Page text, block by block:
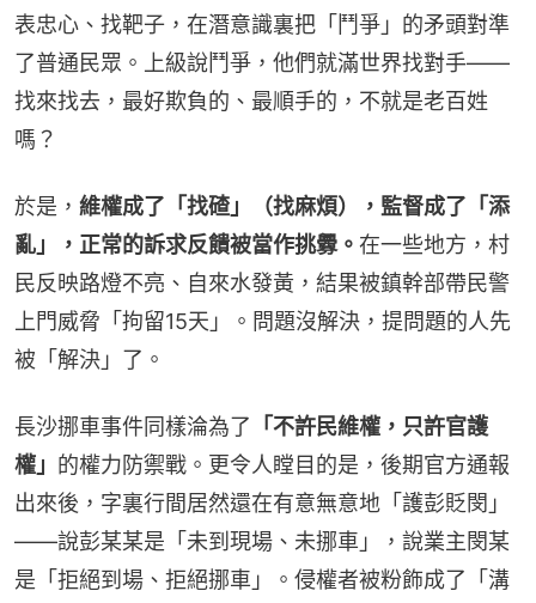
表忠心、找靶子，在潛意識裏把「鬥爭」的矛頭對準
了普通民眾。上級說鬥爭，他們就滿世界找對手——
找來找去，最好欺負的、最順手的，不就是老百姓
嗎？
於是， 維權成了「找碴」（找麻煩），監督成了「添
亂」，正常的訴求反饋被當作挑釁。 在一些地方，村
民反映路燈不亮、自來水發黃，結果被鎮幹部帶民警
上門威脅「拘留15天」。問題沒解決，提問題的人先
被「解決」了。
長沙挪車事件同樣淪為了 「不許民維權，只許官護
權」 的權力防禦戰。更令人瞠目的是，後期官方通報
出來後，字裏行間居然還在有意無意地「護彭貶閔」
——說彭某某是「未到現場、未挪車」，說業主閔某
是「拒絕到場、拒絕挪車」。侵權者被粉飾成了「溝